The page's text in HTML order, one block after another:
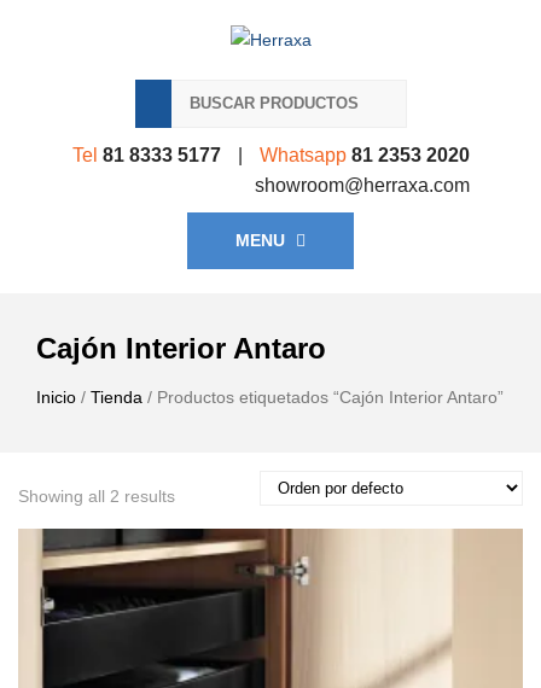
Tel 81 8333 5177 Whatsapp 81 2353 2020
showroom@herraxa.com
MENU
Cajón Interior Antaro
Inicio / Tienda / Productos etiquetados “Cajón Interior Antaro”
Showing all 2 results